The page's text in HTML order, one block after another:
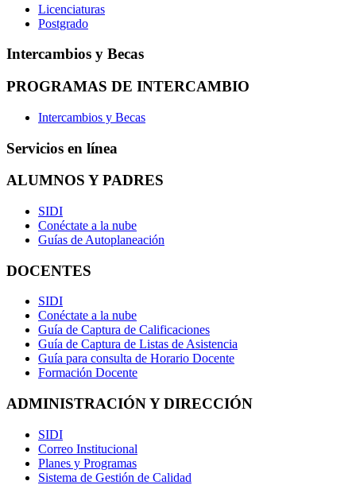
Licenciaturas
Postgrado
Intercambios y Becas
PROGRAMAS DE INTERCAMBIO
Intercambios y Becas
Servicios en línea
ALUMNOS Y PADRES
SIDI
Conéctate a la nube
Guías de Autoplaneación
DOCENTES
SIDI
Conéctate a la nube
Guía de Captura de Calificaciones
Guía de Captura de Listas de Asistencia
Guía para consulta de Horario Docente
Formación Docente
ADMINISTRACIÓN Y DIRECCIÓN
SIDI
Correo Institucional
Planes y Programas
Sistema de Gestión de Calidad